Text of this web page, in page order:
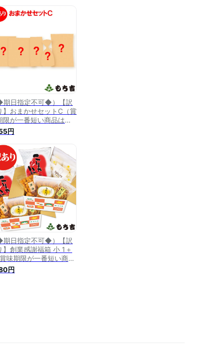
期日指定不可◆）【訳
】おまかせセットC（賞
限が一番短い商品は
年9月1日）
円
期日指定不可◆）【訳
】創業感謝福箱 小 1＋
味期限が一番短い商品
年11月3日］
円